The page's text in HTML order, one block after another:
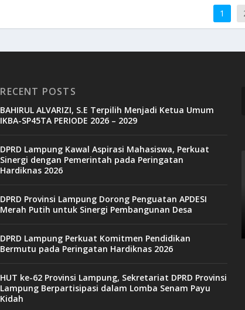
1
RECENT POSTS
BAHIRUL ALVARIZI, S.E Terpilih Menjadi Ketua Umum
IKBA-SP45TA PERIODE 2026 – 2029
DPRD Lampung Kawal Aspirasi Mahasiswa, Perkuat
Sinergi dengan Pemerintah pada Peringatan
Hardiknas 2026
DPRD Provinsi Lampung Dorong Penguatan APDESI
Merah Putih untuk Sinergi Pembangunan Desa
DPRD Lampung Perkuat Komitmen Pendidikan
Bermutu pada Peringatan Hardiknas 2026
HUT ke-62 Provinsi Lampung, Sekretariat DPRD Provinsi
Lampung Berpartisipasi dalam Lomba Senam Payu
Kidah